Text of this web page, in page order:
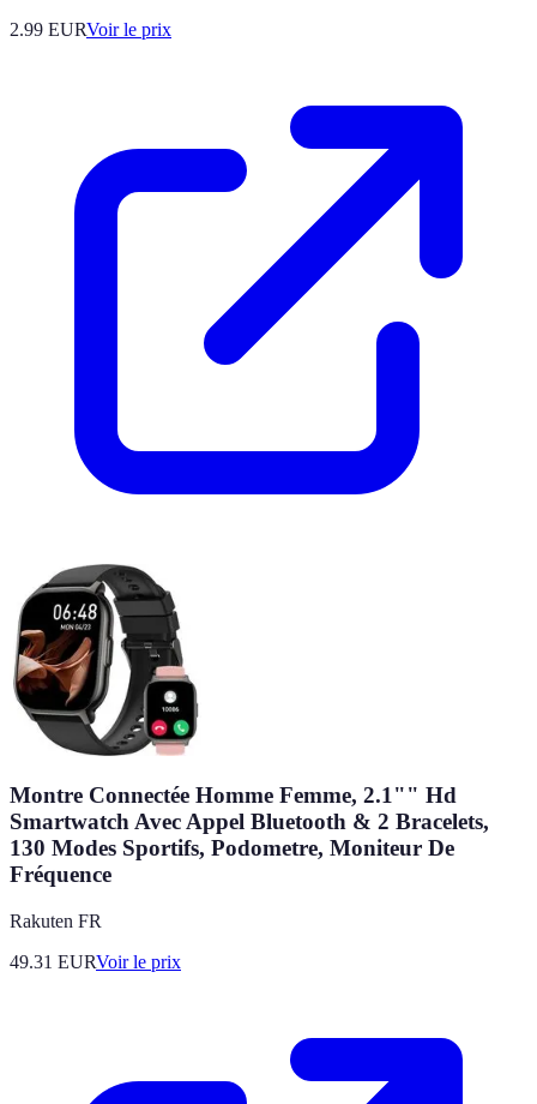
2.99 EURVoir le prix
Montre Connectée Homme Femme, 2.1"" Hd
Smartwatch Avec Appel Bluetooth & 2 Bracelets,
130 Modes Sportifs, Podometre, Moniteur De
Fréquence
Rakuten FR
49.31 EURVoir le prix